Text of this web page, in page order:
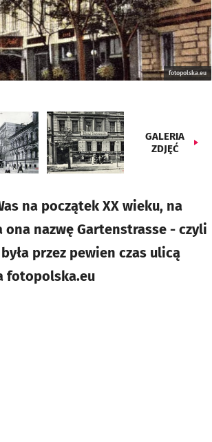
fotopolska.eu
GALERIA
ZDJĘĆ
na początek XX wieku, na
ona nazwę Gartenstrasse - czyli
przez pewien czas ulicą
fotopolska.eu